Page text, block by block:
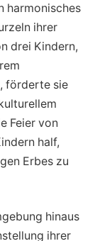
harmonisches
ihrer
drei Kindern,
förderte sie
Feier von
half,
Erbes zu
hinaus
ihrer